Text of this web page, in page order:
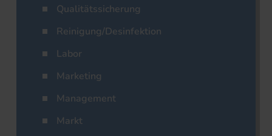
Qualitätssicherung
Reinigung/Desinfektion
Labor
Marketing
Management
Markt